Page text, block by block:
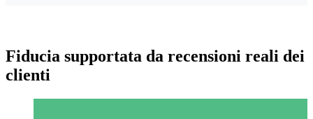
Fiducia supportata da recensioni reali dei
clienti